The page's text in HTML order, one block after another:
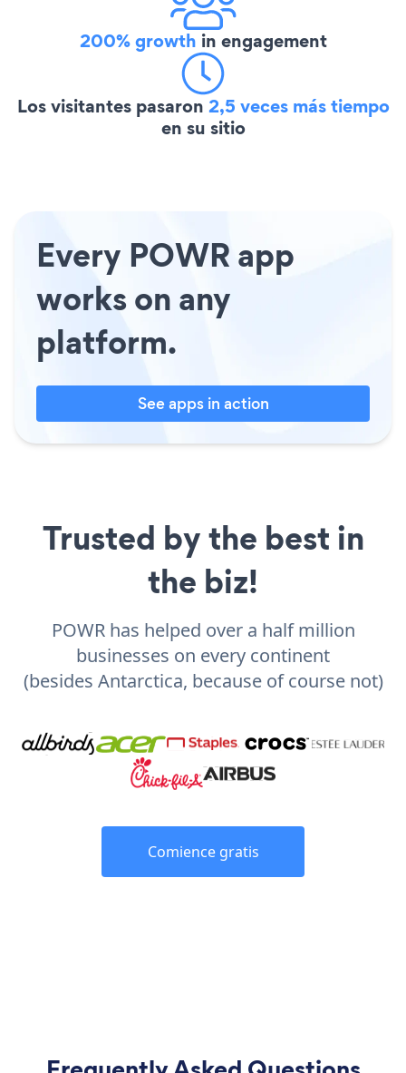
200% growth in engagement
Los visitantes pasaron 2,5 veces más tiempo
en su sitio
Every POWR app
works on any
platform.
See apps in action
Trusted by the best in
the biz!
POWR has helped over a half million
businesses on every continent
(besides Antarctica, because of course not)
Comience gratis